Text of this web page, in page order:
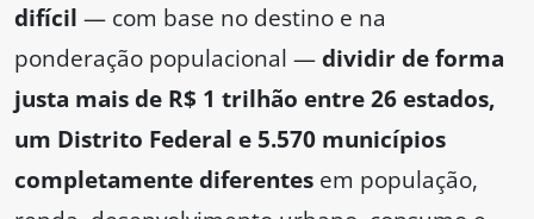
difícil — com base no destino e na
ponderação populacional —dividir de forma
justa mais de R$ 1 trilhão entre 26 estados,
um Distrito Federal e 5.570 municípios
completamente diferentes em população,